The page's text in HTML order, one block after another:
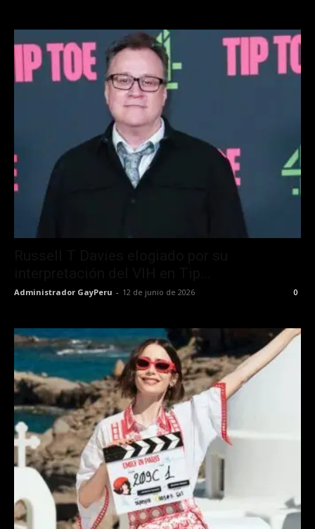
Administrador GayPeru - 12 de junio de 2026 0